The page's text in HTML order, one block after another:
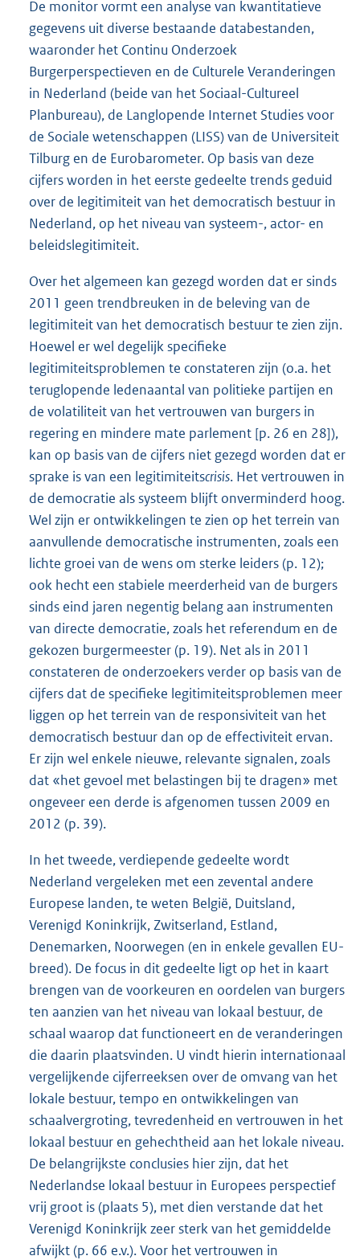
De monitor vormt een analyse van kwantitatieve
gegevens uit diverse bestaande databestanden,
waaronder het Continu Onderzoek
Burgerperspectieven en de Culturele Veranderingen
in Nederland (beide van het Sociaal-Cultureel
Planbureau), de Langlopende Internet Studies voor
de Sociale wetenschappen (LISS) van de Universiteit
Tilburg en de Eurobarometer. Op basis van deze
cijfers worden in het eerste gedeelte trends geduid
over de legitimiteit van het democratisch bestuur in
Nederland, op het niveau van systeem-, actor- en
beleidslegitimiteit.
Over het algemeen kan gezegd worden dat er sinds
2011 geen trendbreuken in de beleving van de
legitimiteit van het democratisch bestuur te zien zijn.
Hoewel er wel degelijk specifieke
legitimiteitsproblemen te constateren zijn (o.a. het
teruglopende ledenaantal van politieke partijen en
de volatiliteit van het vertrouwen van burgers in
regering en mindere mate parlement [p. 26 en 28]),
kan op basis van de cijfers niet gezegd worden dat er
sprake is van een legitimiteitscrisis. Het vertrouwen in
de democratie als systeem blijft onverminderd hoog.
Wel zijn er ontwikkelingen te zien op het terrein van
aanvullende democratische instrumenten, zoals een
lichte groei van de wens om sterke leiders (p. 12);
ook hecht een stabiele meerderheid van de burgers
sinds eind jaren negentig belang aan instrumenten
van directe democratie, zoals het referendum en de
gekozen burgermeester (p. 19). Net als in 2011
constateren de onderzoekers verder op basis van de
cijfers dat de specifieke legitimiteitsproblemen meer
liggen op het terrein van de responsiviteit van het
democratisch bestuur dan op de effectiviteit ervan.
Er zijn wel enkele nieuwe, relevante signalen, zoals
dat «het gevoel met belastingen bij te dragen» met
ongeveer een derde is afgenomen tussen 2009 en
2012 (p. 39).
In het tweede, verdiepende gedeelte wordt
Nederland vergeleken met een zevental andere
Europese landen, te weten België, Duitsland,
Verenigd Koninkrijk, Zwitserland, Estland,
Denemarken, Noorwegen (en in enkele gevallen EU-
breed). De focus in dit gedeelte ligt op het in kaart
brengen van de voorkeuren en oordelen van burgers
ten aanzien van het niveau van lokaal bestuur, de
schaal waarop dat functioneert en de veranderingen
die daarin plaatsvinden. U vindt hierin internationaal
vergelijkende cijferreeksen over de omvang van het
lokale bestuur, tempo en ontwikkelingen van
schaalvergroting, tevredenheid en vertrouwen in het
lokaal bestuur en gehechtheid aan het lokale niveau.
De belangrijkste conclusies hier zijn, dat het
Nederlandse lokaal bestuur in Europees perspectief
vrij groot is (plaats 5), met dien verstande dat het
Verenigd Koninkrijk zeer sterk van het gemiddelde
afwijkt (p. 66 e.v.). Voor het vertrouwen in